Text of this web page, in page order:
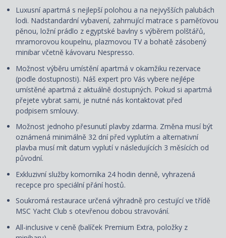
Luxusní apartmá s nejlepší polohou a na nejvyšších palubách
lodi. Nadstandardní vybavení, zahrnující matrace s paměťovou
pěnou, ložní prádlo z egyptské bavlny s výběrem polštářů,
mramorovou koupelnu, plazmovou TV a bohatě zásobený
minibar včetně kávovaru Nespresso.
Možnost výběru umístění apartmá v okamžiku rezervace
(podle dostupnosti). Náš expert pro Vás vybere nejlépe
umístěné apartmá z aktuálně dostupných. Pokud si apartmá
přejete vybrat sami, je nutné nás kontaktovat před
podpisem smlouvy.
Možnost jednoho přesunutí plavby zdarma. Změna musí být
oznámená minimálně 32 dní před vyplutím a alternativní
plavba musí mít datum vyplutí v následujících 3 měsících od
původní.
Exkluzivní služby komorníka 24 hodin denně, vyhrazená
recepce pro speciální přání hostů.
Soukromá restaurace určená výhradně pro cestující ve třídě
MSC Yacht Club s otevřenou dobou stravování.
All-inclusive v ceně (balíček Premium Extra, položky z